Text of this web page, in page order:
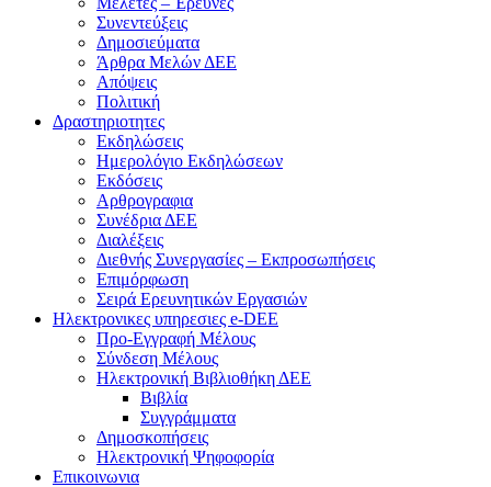
Συνεντεύξεις
Δημοσιεύματα
Άρθρα Μελών ΔΕΕ
Απόψεις
Πολιτική
Δραστηριοτητες
Εκδηλώσεις
Ημερολόγιο Εκδηλώσεων
Εκδόσεις
Αρθρογραφια
Συνέδρια ΔΕΕ
Διαλέξεις
Διεθνής Συνεργασίες – Εκπροσωπήσεις
Επιμόρφωση
Σειρά Ερευνητικών Εργασιών
Ηλεκτρονικες υπηρεσιες e-DEE
Προ-Εγγραφή Μέλους
Σύνδεση Μέλους
Ηλεκτρονική Βιβλιοθήκη ΔΕΕ
Βιβλία
Συγγράμματα
Δημοσκοπήσεις
Ηλεκτρονική Ψηφοφορία
Επικοινωνια